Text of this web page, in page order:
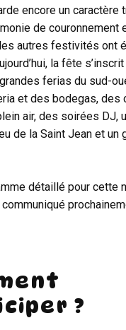
encore un caractère
de couronnement
autres festivités ont
la fête
ferias du sud-
et des bodegas, des
air, des soirées DJ,
de la Saint Jean et un
détaillé pour cette
?